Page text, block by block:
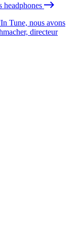
headphones
Tune, nous avons
directeur